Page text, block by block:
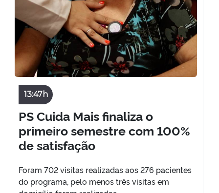
13:47h
PS Cuida Mais finaliza o
primeiro semestre com 100%
de satisfação
Foram 702 visitas realizadas aos 276 pacientes
do programa, pelo menos três visitas em